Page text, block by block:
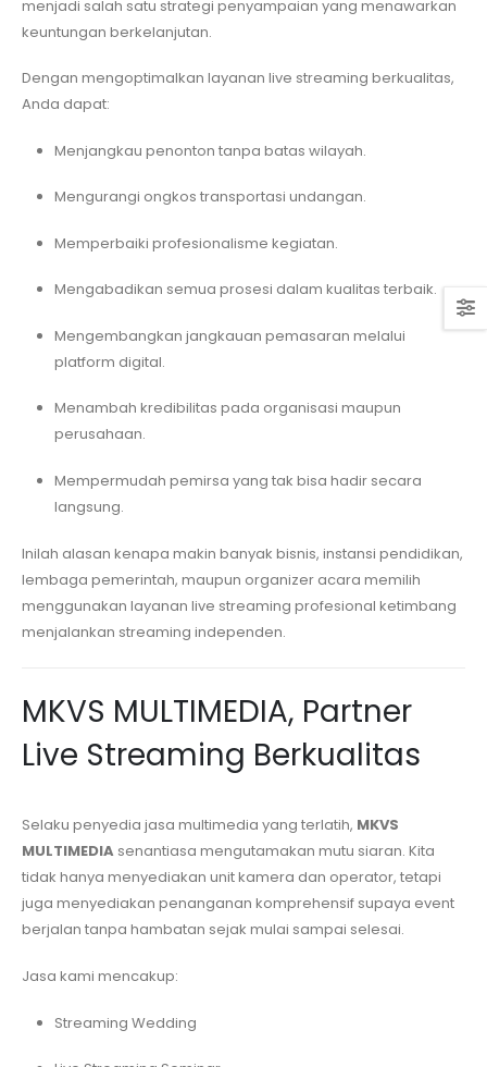
menjadi salah satu strategi penyampaian yang menawarkan
keuntungan berkelanjutan.
Dengan mengoptimalkan layanan live streaming berkualitas,
Anda dapat:
Menjangkau penonton tanpa batas wilayah.
Mengurangi ongkos transportasi undangan.
Memperbaiki profesionalisme kegiatan.
Mengabadikan semua prosesi dalam kualitas terbaik.
Mengembangkan jangkauan pemasaran melalui
platform digital.
Menambah kredibilitas pada organisasi maupun
perusahaan.
Mempermudah pemirsa yang tak bisa hadir secara
langsung.
Inilah alasan kenapa makin banyak bisnis, instansi pendidikan,
lembaga pemerintah, maupun organizer acara memilih
menggunakan layanan live streaming profesional ketimbang
menjalankan streaming independen.
MKVS MULTIMEDIA, Partner
Live Streaming Berkualitas
Selaku penyedia jasa multimedia yang terlatih, MKVS
MULTIMEDIA senantiasa mengutamakan mutu siaran. Kita
tidak hanya menyediakan unit kamera dan operator, tetapi
juga menyediakan penanganan komprehensif supaya event
berjalan tanpa hambatan sejak mulai sampai selesai.
Jasa kami mencakup:
Streaming Wedding